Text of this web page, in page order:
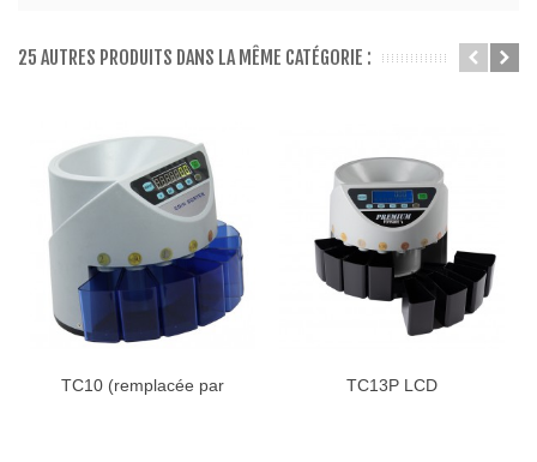
25 AUTRES PRODUITS DANS LA MÊME CATÉGORIE :
TC10 (remplacée par
TC13P LCD